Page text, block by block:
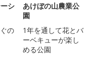
シ
の
あけぼの山農業公
園
1年を通して花とバ
ーベキューが楽し
める公園